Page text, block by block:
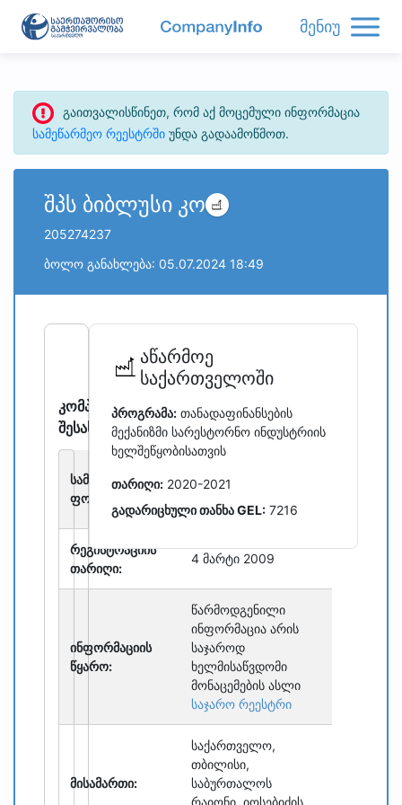
მენიუ
გაითვალისწინეთ, რომ აქ მოცემული ინფორმაცია
სამეწარმეო რეესტრში უნდა გადაამოწმოთ.
შპს ბიბლუსი კო
205274237
ბოლო განახლება: 05.07.2024 18:49
კომპანიის
შესახებ
სამართლებრივი
ფორმა:
პასუხისმგებლობის
საზოგადოება
რეგისტრაციის
თარიღი:
4 მარტი 2009
ინფორმაციის
წყარო:
წარმოდგენილი
ინფორმაცია არის
საჯაროდ
ხელმისაწვდომი
მონაცემების ასლი
საჯარო რეესტრი
მისამართი:
საქართველო,
თბილისი,
საბურთალოს
აწარმოე
საქართველოში
პროგრამა: თანადაფინანსების
მექანიზმი სარესტორნო ინდუსტრიის
ხელშეწყობისათვის
თარიღი: 2020-2021
გადარიცხული თანხა GEL: 7216